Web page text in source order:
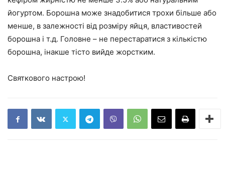
йогуртом. Борошна може знадобитися трохи більше або
менше, в залежності від розміру яйця, властивостей
борошна і т.д. Головне – не перестаратися з кількістю
борошна, інакше тісто вийде жорстким.
Святкового настрою!